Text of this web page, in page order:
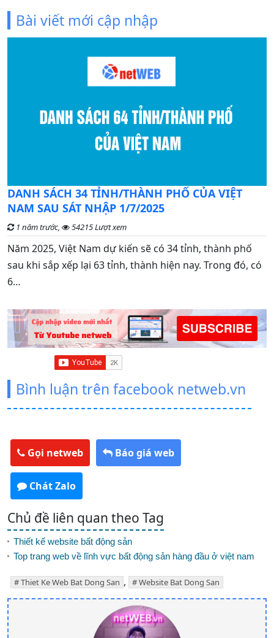
Bài viết mới cập nhập
DANH SÁCH 34 TỈNH/THÀNH PHỐ CỦA VIỆT
NAM SAU SÁT NHẬP 1/7/2025
1 năm trước, 54215 Lượt xem
Năm 2025, Việt Nam dự kiến sẽ có 34 tỉnh, thành phố
sau khi sắp xếp lại 63 tỉnh, thành hiện nay. Trong đó, có
6…
Bình luận trên facebook netweb.vn
Gọi netweb Báo giá web
Chát Zalo
Chủ đề liên quan theo Tag
Thiết kế website bất động sản
Top trang web về lĩnh vực bất động sản hàng đầu ở việt nam
Thiet Ke Web Bat Dong San , Website Bat Dong San